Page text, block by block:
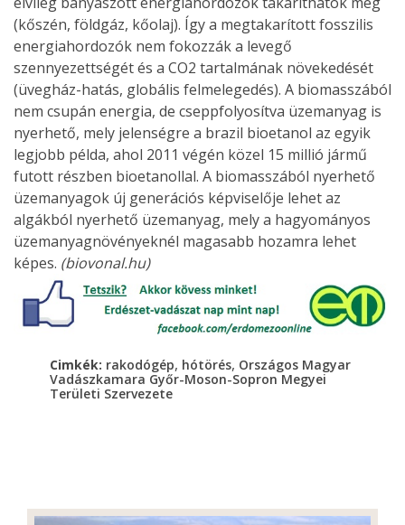
(kőszén, földgáz, kőolaj). Így a megtakarított fosszilis
energiahordozók nem fokozzák a levegő
szennyezettségét és a CO2 tartalmának növekedését
(üvegház-hatás, globális felmelegedés). A biomasszából
nem csupán energia, de cseppfolyosítva üzemanyag is
nyerhető, mely jelenségre a brazil bioetanol az egyik
legjobb példa, ahol 2011 végén közel 15 millió jármű
futott részben bioetanollal. A biomasszából nyerhető
üzemanyagok új generációs képviselője lehet az
algákból nyerhető üzemanyag, mely a hagyományos
üzemanyagnövényeknél magasabb hozamra lehet
képes. (biovonal.hu)
Cimkék: rakodógép, hótörés, Országos Magyar
Vadászkamara Győr-Moson-Sopron Megyei
Területi Szervezete